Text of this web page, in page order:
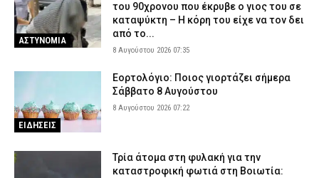
ΑΣΤΥΝΟΜΙΑ
του 90χρονου που έκρυβε ο γιος του σε
καταψύκτη – Η κόρη του είχε να τον δει
από το...
8 Αυγούστου 2026 07:35
ΕΙΔΗΣΕΙΣ
Εορτολόγιο: Ποιος γιορτάζει σήμερα
Σάββατο 8 Αυγούστου
8 Αυγούστου 2026 07:22
Τρία άτομα στη φυλακή για την
καταστροφική φωτιά στη Βοιωτία: